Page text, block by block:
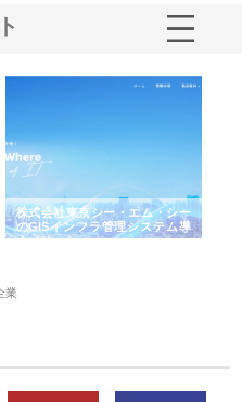
株式会社東京シー・エム・シー
のGISインフラ管理システム導
入メリット
業